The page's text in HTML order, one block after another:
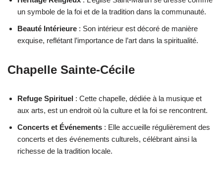
un symbole de la foi et de la tradition dans la communauté.
Beauté Intérieure : Son intérieur est décoré de manière
exquise, reflétant l’importance de l’art dans la spiritualité.
Chapelle Sainte-Cécile
Refuge Spirituel : Cette chapelle, dédiée à la musique et
aux arts, est un endroit où la culture et la foi se rencontrent.
Concerts et Événements : Elle accueille régulièrement des
concerts et des événements culturels, célébrant ainsi la
richesse de la tradition locale.